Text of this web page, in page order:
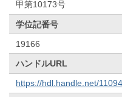
甲第10173号
学位記番号
19166
ハンドルURL
https://hdl.handle.net/